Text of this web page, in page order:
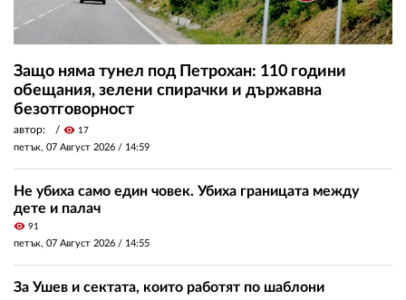
Защо няма тунел под Петрохан: 110 години
обещания, зелени спирачки и държавна
безотговорност
автор: visibility 17
петък, 07 Август 2026 / 14:59
Не убиха само един човек. Убиха границата между
дете и палач
visibility 91
петък, 07 Август 2026 / 14:55
За Ушев и сектата, които работят по шаблони